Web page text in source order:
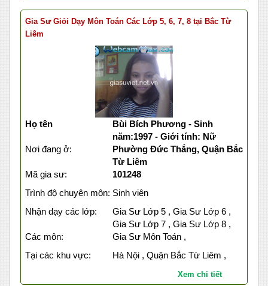
Gia Sư Giỏi Dạy Môn Toán Các Lớp 5, 6, 7, 8 tại Bắc Từ
Liêm
Họ tên
Bùi Bích Phương - Sinh
năm:1997 - Giới tính: Nữ
Nơi đang ở:
Phường Đức Thắng, Quận Bắc
Từ Liêm
Mã gia sư:
101248
Trình độ chuyên môn: Sinh viên
Nhận dạy các lớp:
Gia Sư Lớp 5 , Gia Sư Lớp 6 ,
Gia Sư Lớp 7 , Gia Sư Lớp 8 ,
Các môn:
Gia Sư Môn Toán ,
Tại các khu vực:
Hà Nội , Quận Bắc Từ Liêm ,
Xem chi tiết